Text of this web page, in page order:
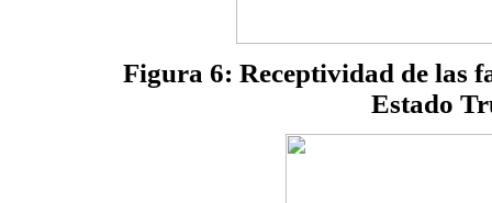
Figura 6: Receptividad de las
Estado